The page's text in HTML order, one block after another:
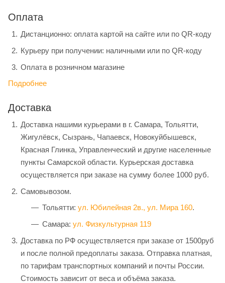
Оплата
Дистанционно: оплата картой на сайте или по QR-коду
Курьеру при получении: наличными или по QR-коду
Оплата в розничном магазине
Подробнее
Доставка
Доставка нашими курьерами в г. Самара, Тольятти,
Жигулёвск, Сызрань, Чапаевск, Новокуйбышевск,
Красная Глинка, Управленческий и другие населенные
пункты Самарской области. Курьерская доставка
осуществляется при заказе на сумму более 1000 руб.
Самовывозом.
Тольятти: ул. Юбилейная 2в., ул. Мира 160.
Самара: ул. Физкультурная 119
Доставка по РФ осуществляется при заказе от 1500руб
и после полной предоплаты заказа. Отправка платная,
по тарифам транспортных компаний и почты России.
Стоимость зависит от веса и объёма заказа.